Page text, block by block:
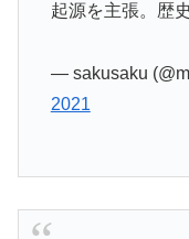
起源を主張。歴
— sakusaku
2021